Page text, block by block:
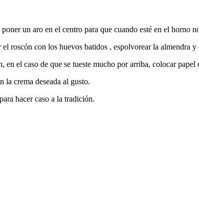
un aro en el centro para que cuando esté en el horno
roscón con los huevos batidos , espolvorear la almendra
en el caso de que se tueste mucho por arriba, colocar
la crema deseada al gusto.
hacer caso a la tradición.